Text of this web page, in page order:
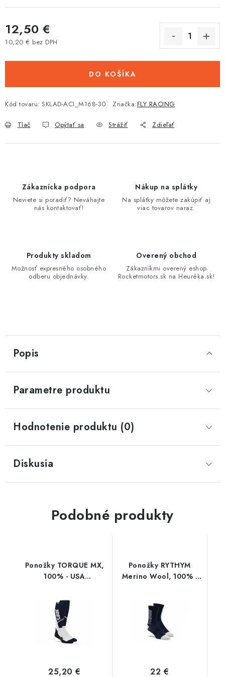
12,50 €
10,20 € bez DPH
DO KOŠÍKA
Kód tovaru: SKLAD-ACI_M168-30 Značka:FLY RACING
Tlač Opýtať sa Strážiť Zdieľať
Zákaznícka podpora
Neviete si poradiť? Neváhajte
nás kontaktovať!
Nákup na splátky
Na splátky môžete zakúpiť aj
viac tovarov naraz.
Produkty skladom
Možnosť expresného osobného
odberu objednávky.
Overený obchod
Zákazníkmi overený eshop
Rocketmotors.sk na Heuréka.sk!
Popis
Parametre produktu
Hodnotenie produktu (0)
Diskusia
Podobné produkty
Ponožky TORQUE MX,
100% - USA
25,20 €
Ponožky RYTHYM
Merino Wool, 100% -
22 €